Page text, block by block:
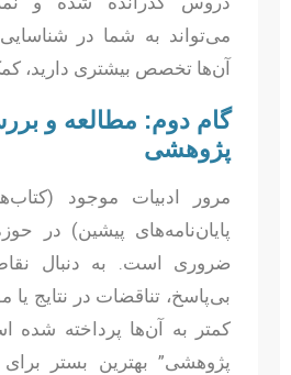
می‌تواند به شما در
آن‌ها تخصص بیشتری دارید،
گام دوم: مطالعه و
پژوهشی
مرور ادبیات موجود
پایان‌نامه‌های پیشین) در
ضروری است. به دنبال
بی‌پاسخ، تناقضات در نتایج یا
کمتر به آن‌ها پرداخته شده
پژوهشی” بهترین بستر